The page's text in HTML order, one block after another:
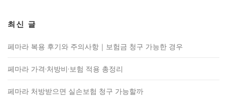
최신 글
페마라 복용 후기와 주의사항｜보험금 청구 가능한 경우
페마라 가격·처방비·보험 적용 총정리
페마라 처방받으면 실손보험 청구 가능할까